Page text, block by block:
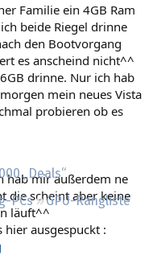
„Deals“
PCs
GPU-Rangliste
Familie ein 4GB Ram
beide Riegel drinne
den Bootvorgang
es anscheind nicht^^
drinne. Nur ich hab
mein neues Vista
probieren ob es
hab mir außerdem ne
die scheint aber keine
läuft^^
hier ausgespuckt :